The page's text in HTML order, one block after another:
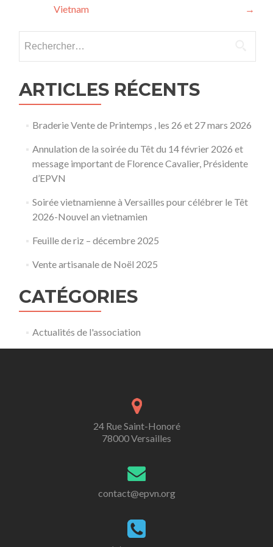
Vietnam
→
ARTICLES RÉCENTS
Braderie Vente de Printemps , les 26 et 27 mars 2026
Annulation de la soirée du Têt du 14 février 2026 et
message important de Florence Cavalier, Présidente
d’EPVN
Soirée vietnamienne à Versailles pour célébrer le Têt
2026-Nouvel an vietnamien
Feuille de riz – décembre 2025
Vente artisanale de Noël 2025
CATÉGORIES
Actualités de l'association
24 Rue Saint-Honoré
78000 Versailles
contact@epvn.org